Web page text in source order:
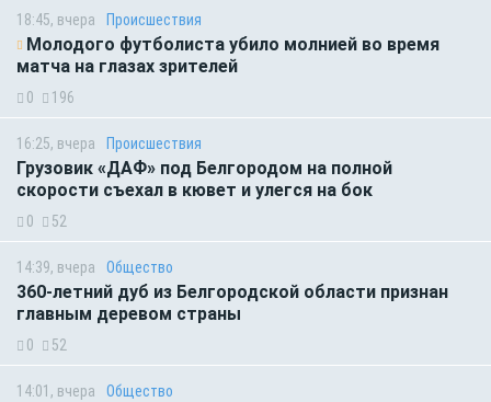
18:45, вчера Происшествия
Молодого футболиста убило молнией во время
матча на глазах зрителей
0 196
16:25, вчера Происшествия
Грузовик «ДАФ» под Белгородом на полной
скорости съехал в кювет и улегся на бок
0 52
14:39, вчера Общество
360-летний дуб из Белгородской области признан
главным деревом страны
0 52
14:01, вчера Общество